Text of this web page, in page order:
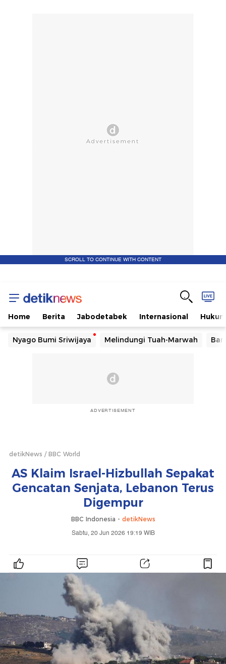
SCROLL TO CONTINUE WITH CONTENT
Home Berita Jabodetabek Internasional Hukum
Nyago Bumi Sriwijaya Melindungi Tuah-Marwah
ADVERTISEMENT
detikNews BBC World
AS Klaim Israel-Hizbullah Sepakat
Gencatan Senjata, Lebanon Terus
Digempur
BBC Indonesia - detikNews
Sabtu, 20 Jun 2026 19:19 WIB